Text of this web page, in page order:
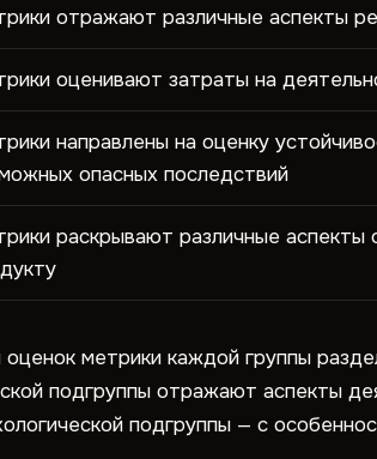
отражают различные аспекты
оценивают затраты на
направлены на оценку
опасных последствий
раскрывают различные аспекты
метрики каждой группы
подгруппы отражают аспекты
подгруппы — с